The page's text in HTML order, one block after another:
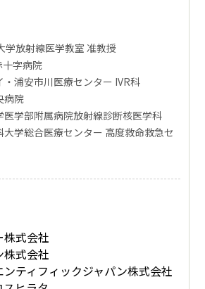
学放射線医学教室 准教授
十字病院
・浦安市川医療センター IVR科
病院
医学部附属病院放射線診断核医学科
大学総合医療センター 高度救命救急セ
株式会社
株式会社
ティフィックジャパン株式会社